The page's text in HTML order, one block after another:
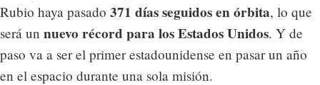
Rubio haya pasado 371 días seguidos en órbita, lo que
será un nuevo récord para los Estados Unidos. Y de
paso va a ser el primer estadounidense en pasar un año
en el espacio durante una sola misión.